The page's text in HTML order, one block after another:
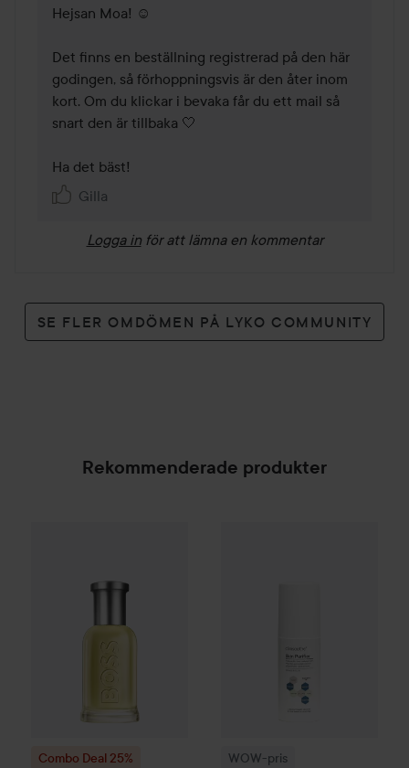
Hejsan Moa! ☺️
Det finns en beställning registrerad på den här
godingen, så förhoppningsvis är den åter inom
kort. Om du klickar i bevaka får du ett mail så
snart den är tillbaka 🤍
Ha det bäst!
Gilla
Logga in för att lämna en kommentar
SE FLER OMDÖMEN PÅ LYKO COMMUNITY
Rekommenderade produkter
Combo Deal 25% WOW-pris